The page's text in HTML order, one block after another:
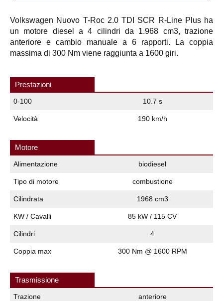
Volkswagen Nuovo T-Roc 2.0 TDI SCR R-Line Plus ha
un motore diesel a 4 cilindri da 1.968 cm3, trazione
anteriore e cambio manuale a 6 rapporti. La coppia
massima di 300 Nm viene raggiunta a 1600 giri.
Prestazioni
0-100 10.7 s
Velocità 190 km/h
Motore
Alimentazione biodiesel
Tipo di motore combustione
Cilindrata 1968 cm3
KW / Cavalli 85 kW / 115 CV
Cilindri 4
Coppia max 300 Nm @ 1600 RPM
Trasmissione
Trazione anteriore